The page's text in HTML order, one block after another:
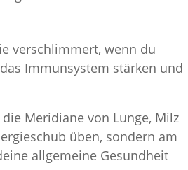
verschlimmert, wenn du
Immunsystem stärken und
Meridiane von Lunge, Milz
üben, sondern am
allgemeine Gesundheit